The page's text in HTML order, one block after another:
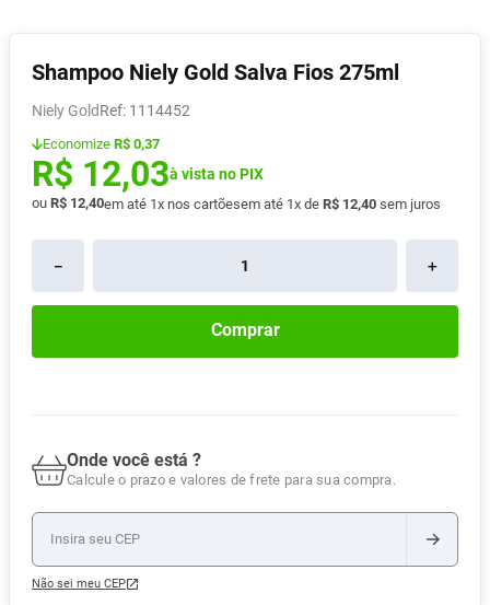
Shampoo Niely Gold Salva Fios 275ml
Niely Gold : 1114452
Economize R$ 0,37
R$ 12,03à vista no PIX
ou R$ 12,40em até 1x nos cartõesem até 1x de R$ 12,40 sem juros
＋
－
Comprar
Onde você está ?
Calcule o prazo e valores de frete para sua compra.
Não sei meu CEP
5º Fralda G
6º Shampoo
7º Desodorante
8º Absorvente
9 Vitamina D
10º Lavitan